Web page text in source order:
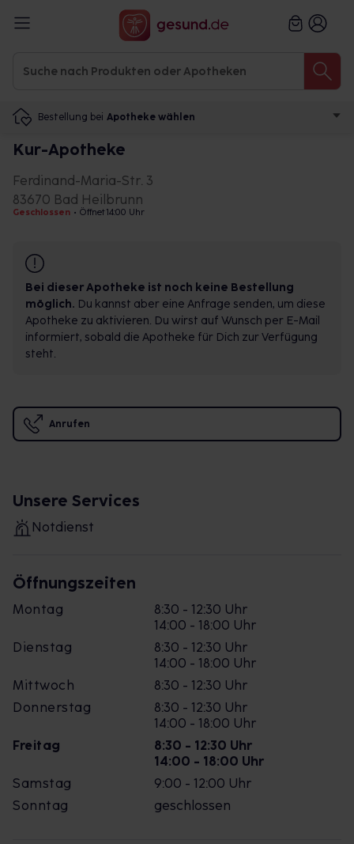
Bestellung bei Apotheke wählen
Kur-Apotheke
Ferdinand-Maria-Str. 3
83670 Bad Heilbrunn
Geschlossen • Öffnet 14:00 Uhr
Bei dieser Apotheke ist noch keine Bestellung
möglich. Du kannst aber eine Anfrage senden, um diese
Apotheke zu aktivieren. Du wirst auf Wunsch per E-Mail
informiert, sobald die Apotheke für Dich zur Verfügung
steht.
Anrufen
Unsere Services
Notdienst
Öffnungszeiten
Montag
8:30 - 12:30 Uhr
14:00 - 18:00 Uhr
Dienstag
8:30 - 12:30 Uhr
14:00 - 18:00 Uhr
Mittwoch
8:30 - 12:30 Uhr
Donnerstag
8:30 - 12:30 Uhr
14:00 - 18:00 Uhr
Freitag
8:30 - 12:30 Uhr
14:00 - 18:00 Uhr
Samstag
9:00 - 12:00 Uhr
Sonntag
geschlossen